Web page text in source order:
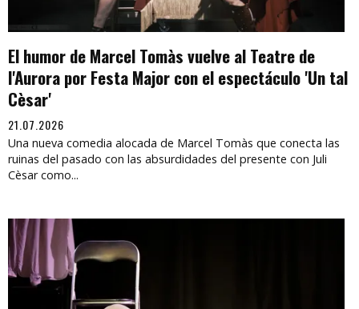
El humor de Marcel Tomàs vuelve al Teatre de
l'Aurora por Festa Major con el espectáculo 'Un tal
Cèsar'
21.07.2026
Una nueva comedia alocada de Marcel Tomàs que conecta las
ruinas del pasado con las absurdidades del presente con Juli
Cèsar como...